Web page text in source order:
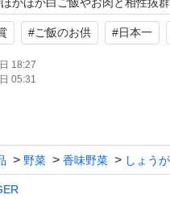
素材をお召しあがり下さい。
姜の組み合わせは最強です。
味噌漬けを餃子の具に混ぜ
、とてもさっぱりしていて
#ご飯のお供 #日本一
18:27
05:31
野菜 香味野菜 しょうが